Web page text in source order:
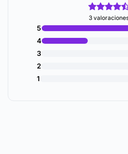
3
5
4
3
2
1